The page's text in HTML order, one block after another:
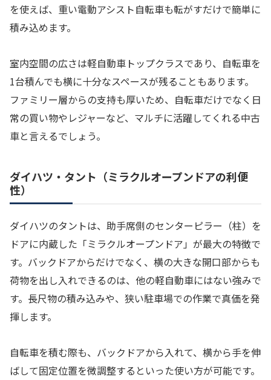
を使えば、重い電動アシスト自転車も転がすだけで簡単に
積み込めます。
室内空間の広さは軽自動車トップクラスであり、自転車を
1台積んでも横に十分なスペースが残ることもあります。
ファミリー層からの支持も厚いため、自転車だけでなく日
常の買い物やレジャーなど、マルチに活躍してくれる中古
車と言えるでしょう。
ダイハツ・タント（ミラクルオープンドアの利便
性）
ダイハツのタントは、助手席側のセンターピラー（柱）を
ドアに内蔵した「ミラクルオープンドア」が最大の特徴で
す。バックドアからだけでなく、横の大きな開口部からも
荷物を出し入れできるのは、他の軽自動車にはない強みで
す。長尺物の積み込みや、狭い駐車場での作業で真価を発
揮します。
自転車を積む際も、バックドアから入れて、横から手を伸
ばして固定位置を微調整するといった使い方が可能です。